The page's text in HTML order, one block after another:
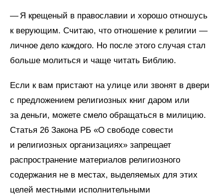
— Я крещеный в православии и хорошо отношусь
к верующим. Считаю, что отношение к религии —
личное дело каждого. Но после этого случая стал
больше молиться и чаще читать Библию.
Если к вам пристают на улице или звонят в двери
с предложением религиозных книг даром или
за деньги, можете смело обращаться в милицию.
Статья 26 Закона РБ «О свободе совести
и религиозных организациях» запрещает
распространение материалов религиозного
содержания не в местах, выделяемых для этих
целей местными исполнительными